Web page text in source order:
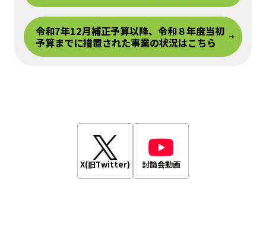
令和7年12月補正予算以降、令和８年度当初
予算までに措置された事業の状況はこちら
X(旧Twitter) 討論会動画